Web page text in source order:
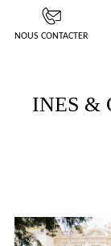
NOUS CONTACTER
INES &
Panneau de gestion